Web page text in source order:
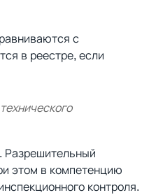
с
в реестре, если
Разрешительный
этом в компетенцию
контроля.